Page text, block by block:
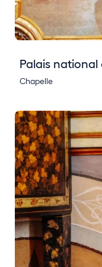
Palais national
Chapelle